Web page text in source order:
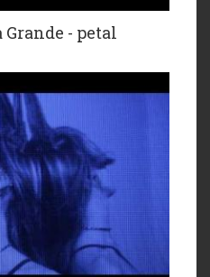
Grande - petal